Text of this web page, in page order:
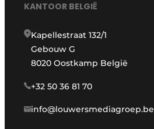
KANTOOR BELGIË
Kapellestraat 132/1
Gebouw G
8020 Oostkamp België
+32 50 36 81 70
info@louwersmediagroep.be